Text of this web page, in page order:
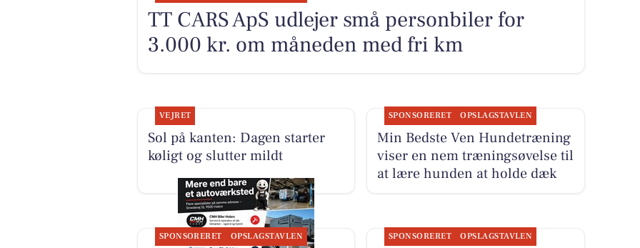
TT CARS ApS udlejer små personbiler for
3.000 kr. om måneden med fri km
VEJRET
Sol på kanten: Dagen starter
køligt og slutter mildt
SPONSORERET OPSLAGSTAVLEN
Min Bedste Ven Hundetræning
viser en nem træningsøvelse til
at lære hunden at holde dæk
SPONSORERET OPSLAGSTAVLEN SPONSORERET OPSLAGSTAVLEN